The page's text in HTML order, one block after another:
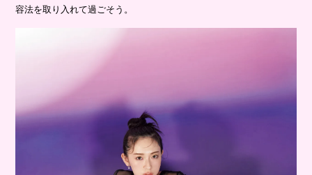
容法を取り入れて過ごそう。